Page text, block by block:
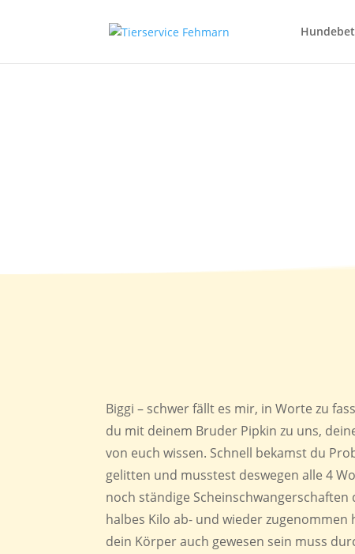
Biggi – schwer fällt es mir, in Worte zu
du mit deinem Bruder Pipkin zu uns,
von euch wissen. Schnell bekamst du
gelitten und musstest deswegen alle 4
noch ständige
halbes Kilo ab- und wieder
dein Körper auch gewesen sein muss